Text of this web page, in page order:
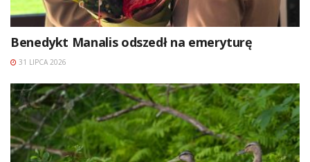
Benedykt Manalis odszedł na emeryturę
31 LIPCA 2026